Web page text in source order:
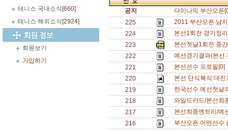
테니스 국내소식 [660]
테니스 해외소식 [2924]
회원보기
가입하기
공지
다이나믹 부산오픈
225
2011 부산오픈 남
224
본선1회전 경기정
223
본선첫날1회전 중
222
예선경기결과(본
221
본선선수 프로필[0]
220
본선 단식복식 대
219
한국선수 예선첫
218
와일드카드/본선
217
본선최종엔트리/
216
부산오픈 어떤선